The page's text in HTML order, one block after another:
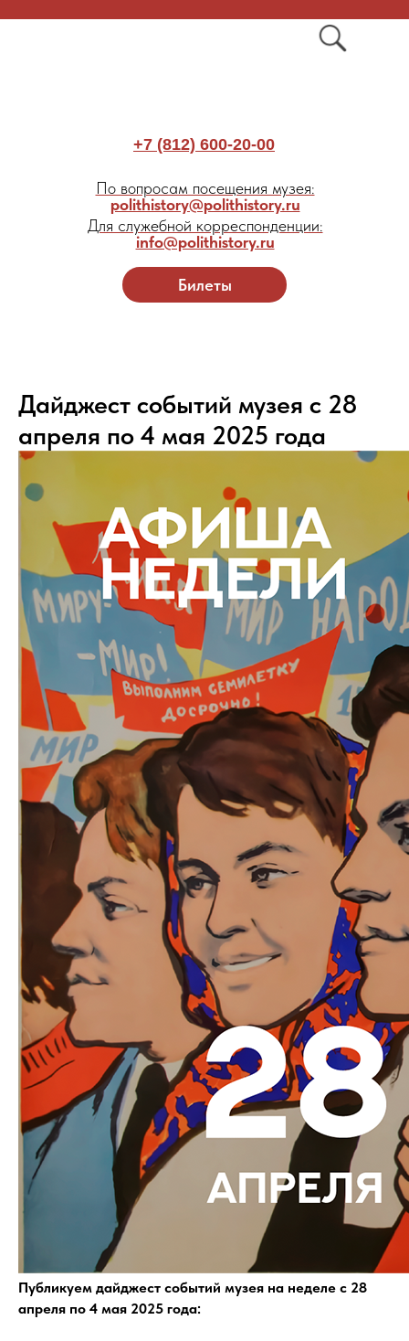
Билеты
+7 (812) 600-20-00
По вопросам посещения музея:
polithistory@polithistory.ru
Для служебной корреспонденции:
info@polithistory.ru
Дайджест событий музея с 28
апреля по 4 мая 2025 года
Публикуем дайджест событий музея на неделе с 28
апреля по 4 мая 2025 года: